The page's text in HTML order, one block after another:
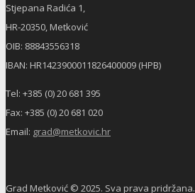
Stjepana Radića 1,
HR-20350, Metković
OIB: 88843556318
IBAN: HR1423900011826400009 (HPB)
Tel: +385 (0) 20 681 395
Fax: +385 (0) 20 681 020
Email: grad@metkovic.hr
Grad Metković © 2025. Sva prava pridržana.